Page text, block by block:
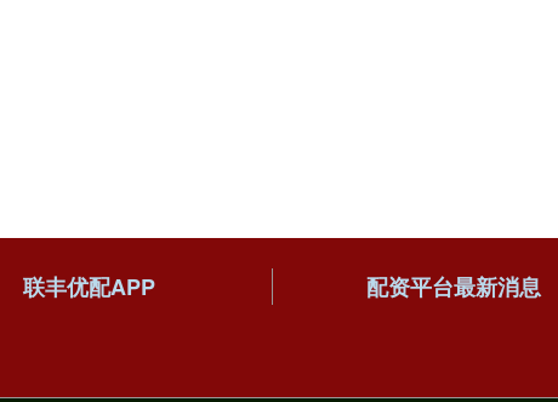
联丰优配APP 配资平台最新消息